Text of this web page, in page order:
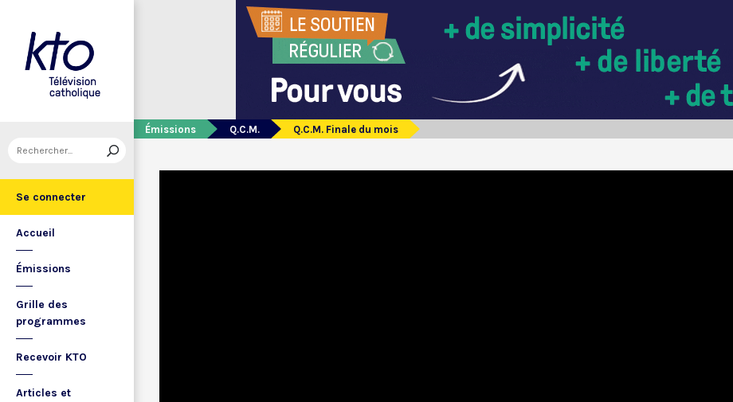
Se connecter
Accueil
Émissions
Grille des
programmes
Recevoir KTO
Articles et
Émissions Q.C.M. Q.C.M. Finale du mois